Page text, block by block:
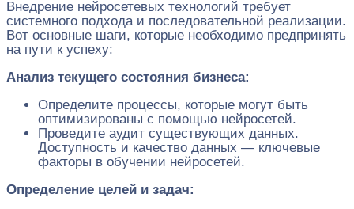
Внедрение нейросетевых технологий требует
системного подхода и последовательной реализации.
Вот основные шаги, которые необходимо предпринять
на пути к успеху:
Анализ текущего состояния бизнеса:
Определите процессы, которые могут быть
оптимизированы с помощью нейросетей.
Проведите аудит существующих данных.
Доступность и качество данных — ключевые
факторы в обучении нейросетей.
Определение целей и задач: